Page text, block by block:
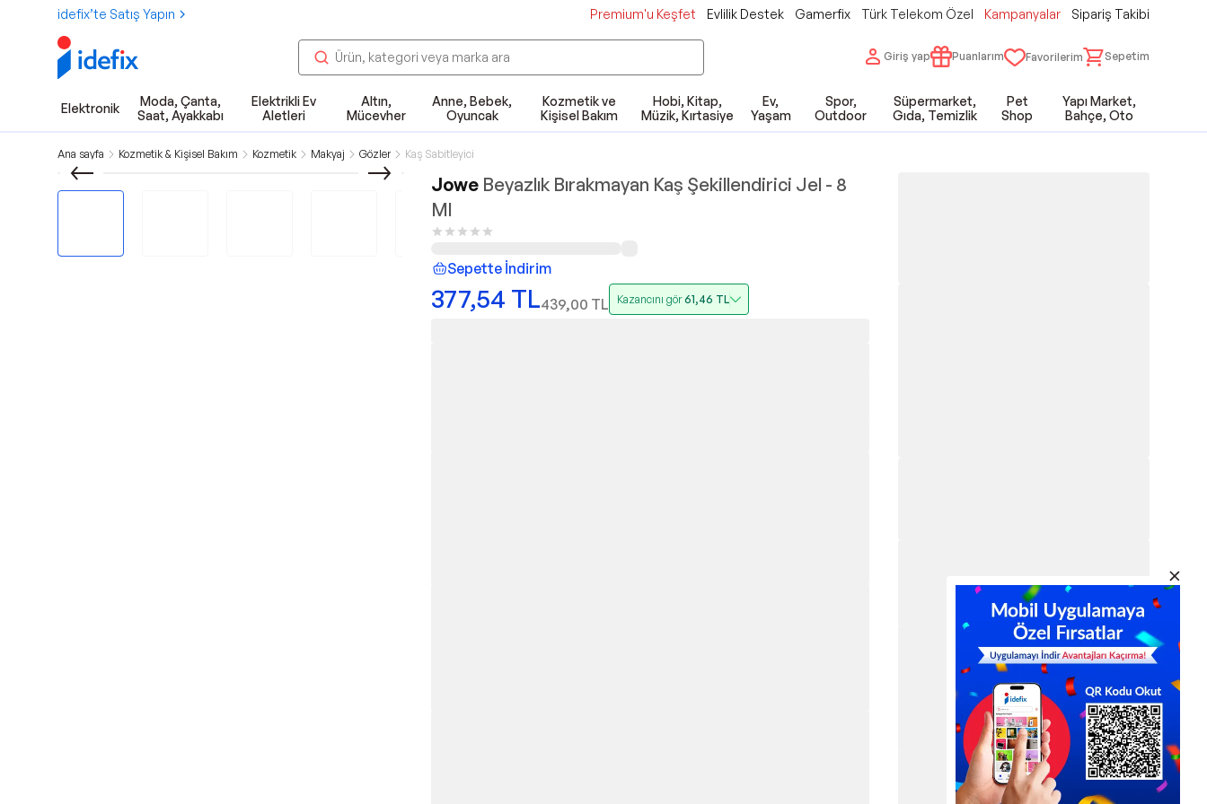
idefix’te Satış Yapın Premium'u Keşfet Evlilik Destek Gamerfix Türk Telekom Özel Kampanyalar Sipariş Takibi
Giriş yap Puanlarım Favorilerim Sepetim
Elektronik
Moda, Çanta,
Saat, Ayakkabı
Elektrikli Ev
Aletleri
Altın,
Mücevher
Anne, Bebek,
Oyuncak
Kozmetik ve
Kişisel Bakım
Hobi, Kitap,
Müzik, Kırtasiye
Ev,
Yaşam
Spor,
Outdoor
Süpermarket,
Gıda, Temizlik
Pet
Shop
Yapı Market,
Bahçe, Oto
Ana sayfa Kozmetik & Kişisel Bakım Kozmetik Makyaj Gözler Kaş Sabitleyici
Jowe Beyazlık Bırakmayan Kaş Şekillendirici Jel - 8
Ml
Sepette İndirim
377,54 TL439,00 TL Kazancını gör61,46 TL